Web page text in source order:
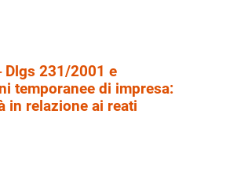
Dlgs 231/2001 e
temporanee di impresa:
in relazione ai reati